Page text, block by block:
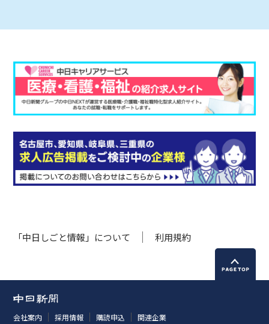
「中日しごと情報」について 利用規約
会社案内 採用情報 購読申込 関連企業